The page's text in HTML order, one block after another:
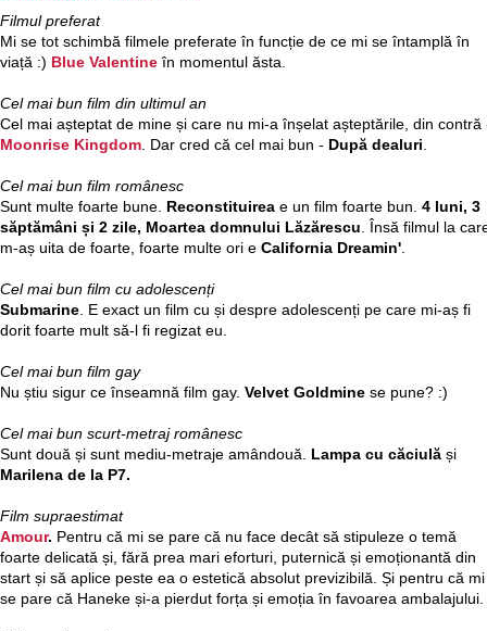
Filmul preferat
Mi se tot schimbă filmele preferate în funcție de ce mi se întamplă în
viață :) Blue Valentine în momentul ăsta.
Cel mai bun film din ultimul an
Cel mai așteptat de mine și care nu mi-a înșelat așteptările, din contră
Moonrise Kingdom. Dar cred că cel mai bun - După dealuri.
Cel mai bun film românesc
Sunt multe foarte bune. Reconstituirea e un film foarte bun. 4 luni, 3
săptămâni și 2 zile, Moartea domnului Lăzărescu. Însă filmul la
m-aș uita de foarte, foarte multe ori e California Dreamin'.
Cel mai bun film cu adolescenți
Submarine. E exact un film cu și despre adolescenți pe care mi-aș fi
dorit foarte mult să-l fi regizat eu.
Cel mai bun film gay
Nu știu sigur ce înseamnă film gay. Velvet Goldmine se pune? :)
Cel mai bun scurt-metraj românesc
Sunt două și sunt mediu-metraje amândouă. Lampa cu căciulă și
Marilena de la P7.
Film supraestimat
Amour. Pentru că mi se pare că nu face decât să stipuleze o temă
foarte delicată și, fără prea mari eforturi, puternică și emoționantă din
start și să aplice peste ea o estetică absolut previzibilă. Și pentru că mi
se pare că Haneke și-a pierdut forța și emoția în favoarea ambalajului.